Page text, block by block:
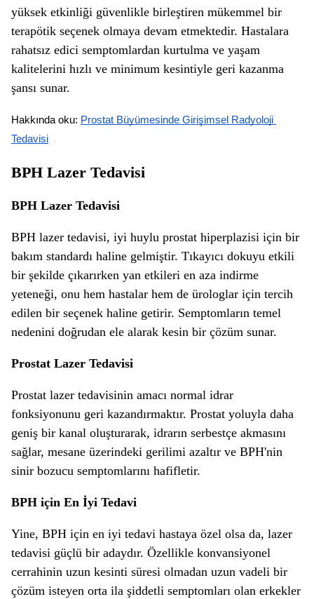
yüksek etkinliği güvenlikle birleştiren mükemmel bir
terapötik seçenek olmaya devam etmektedir. Hastalara
rahatsız edici semptomlardan kurtulma ve yaşam
kalitelerini hızlı ve minimum kesintiyle geri kazanma
şansı sunar.
Hakkında oku: Prostat Büyümesinde Girişimsel Radyoloji
Tedavisi
BPH Lazer Tedavisi
BPH Lazer Tedavisi
BPH lazer tedavisi, iyi huylu prostat hiperplazisi için bir
bakım standardı haline gelmiştir. Tıkayıcı dokuyu etkili
bir şekilde çıkarırken yan etkileri en aza indirme
yeteneği, onu hem hastalar hem de ürologlar için tercih
edilen bir seçenek haline getirir. Semptomların temel
nedenini doğrudan ele alarak kesin bir çözüm sunar.
Prostat Lazer Tedavisi
Prostat lazer tedavisinin amacı normal idrar
fonksiyonunu geri kazandırmaktır. Prostat yoluyla daha
geniş bir kanal oluşturarak, idrarın serbestçe akmasını
sağlar, mesane üzerindeki gerilimi azaltır ve BPH'nin
sinir bozucu semptomlarını hafifletir.
BPH için En İyi Tedavi
Yine, BPH için en iyi tedavi hastaya özel olsa da, lazer
tedavisi güçlü bir adaydır. Özellikle konvansiyonel
cerrahinin uzun kesinti süresi olmadan uzun vadeli bir
çözüm isteyen orta ila şiddetli semptomları olan erkekler